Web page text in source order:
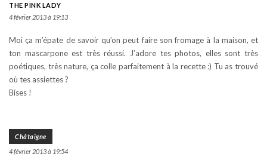
THE PINK LADY
4 février 2013 à 19:13
Moi ça m’épate de savoir qu’on peut faire son fromage à la maison, et
ton mascarpone est très réussi. J’adore tes photos, elles sont très
poétiques, très nature, ça colle parfaitement à la recette :) Tu as trouvé
où tes assiettes ?
Bises !
Châtaigne
4 février 2013 à 19:54